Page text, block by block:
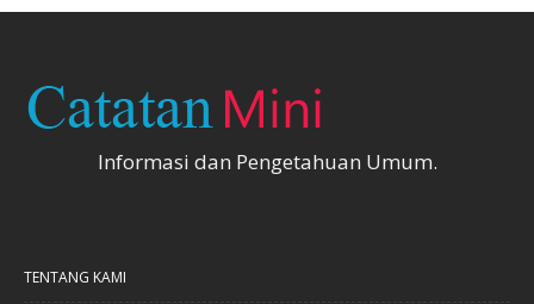
Informasi dan Pengetahuan Umum.
TENTANG KAMI